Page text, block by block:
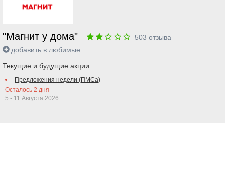
"Магнит у дома" 503 отзыва
добавить в любимые
Текущие и будущие акции:
Предложения недели (ПМСа)
Осталось 2 дня
5 - 11 Августа 2026